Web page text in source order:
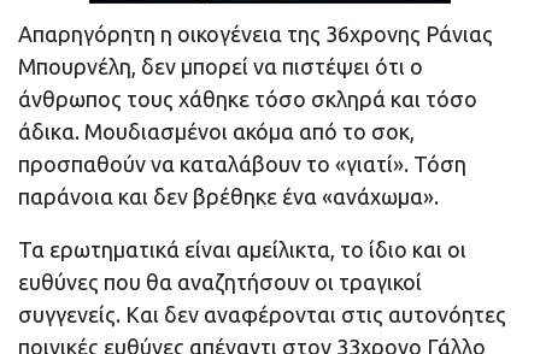
Απαρηγόρητη η οικογένεια της 36χρονης Ράνιας
Μπουρνέλη, δεν μπορεί να πιστέψει ότι ο
άνθρωπος τους χάθηκε τόσο σκληρά και τόσο
άδικα. Μουδιασμένοι ακόμα από το σοκ,
προσπαθούν να καταλάβουν το «γιατί». Τόση
παράνοια και δεν βρέθηκε ένα «ανάχωμα».
Τα ερωτηματικά είναι αμείλικτα, το ίδιο και οι
ευθύνες που θα αναζητήσουν οι τραγικοί
συγγενείς. Και δεν αναφέρονται στις αυτονόητες
ποινικές ευθύνες απέναντι στον 33χρονο Γάλλο